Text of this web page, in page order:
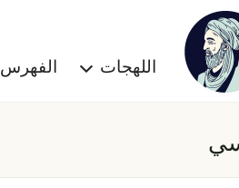
اللهجات الفهرس